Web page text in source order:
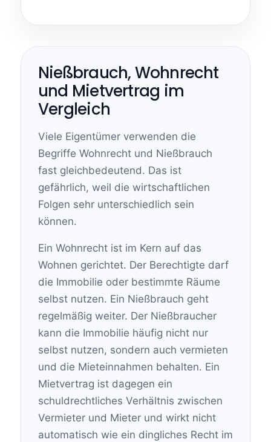
Nießbrauch, Wohnrecht
und Mietvertrag im
Vergleich
Viele Eigentümer verwenden die
Begriffe Wohnrecht und Nießbrauch
fast gleichbedeutend. Das ist
gefährlich, weil die wirtschaftlichen
Folgen sehr unterschiedlich sein
können.
Ein Wohnrecht ist im Kern auf das
Wohnen gerichtet. Der Berechtigte darf
die Immobilie oder bestimmte Räume
selbst nutzen. Ein Nießbrauch geht
regelmäßig weiter. Der Nießbraucher
kann die Immobilie häufig nicht nur
selbst nutzen, sondern auch vermieten
und die Mieteinnahmen behalten. Ein
Mietvertrag ist dagegen ein
schuldrechtliches Verhältnis zwischen
Vermieter und Mieter und wirkt nicht
automatisch wie ein dingliches Recht im